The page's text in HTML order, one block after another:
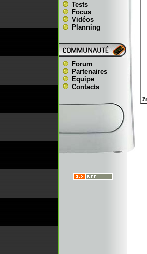
Tests
Focus
Vidéos
Planning
Forum
Partenaires
Equipe
Contacts